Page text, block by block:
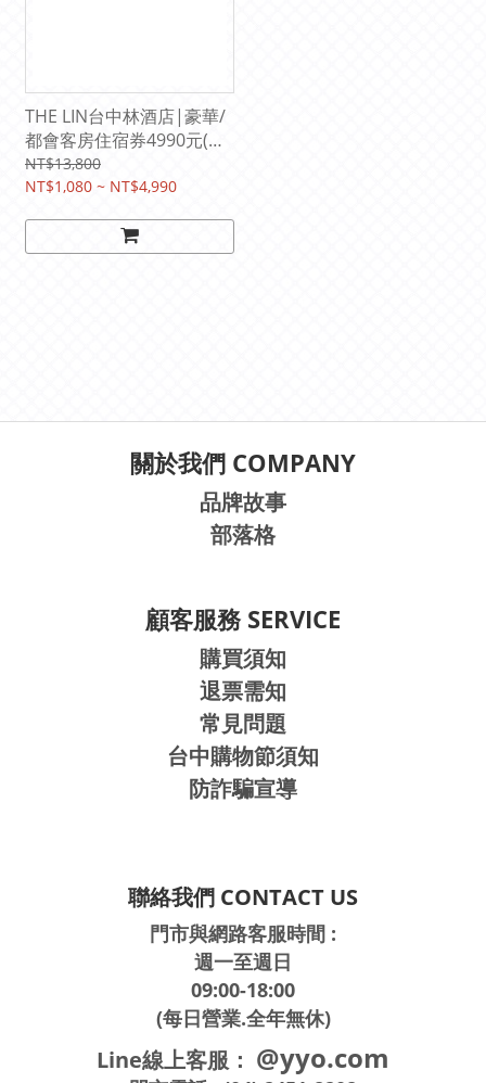
THE LIN台中林酒店|豪華/
都會客房住宿券4990元(含
二客早餐)
NT$13,800
NT$1,080 ~ NT$4,990
關於我們 COMPANY
品牌故事
部落格
顧客服務 SERVICE
購買須知
退票需知
常見問題
台中購物節須知
防詐騙宣導
聯絡我們 CONTACT US
門市與網路客服時間 :
週一至週日
09:00-18:00
(每日營業.全年無休)
Line線上客服： @yyo.com